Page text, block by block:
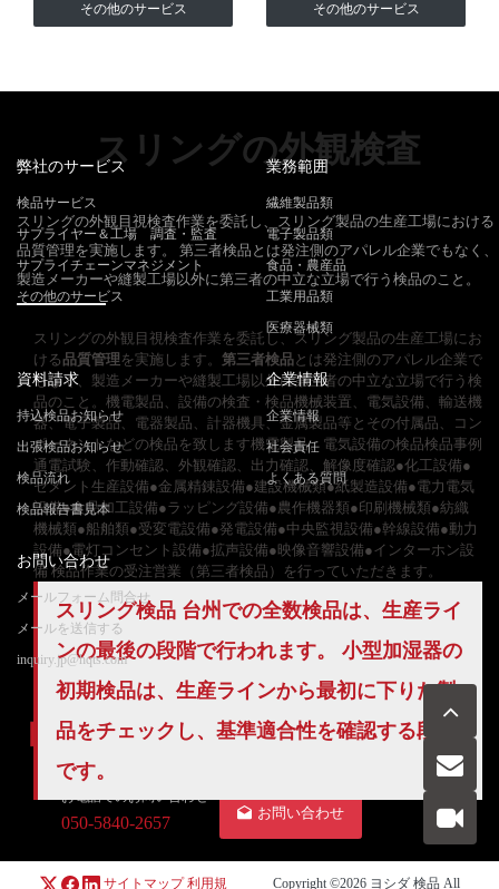
その他のサービス その他のサービス
スリングの外観検査
スリングの外観目視検査作業を委託し、スリング製品の生産工場における
品質管理を実施します。 第三者検品とは発注側のアパレル企業でもなく、
製造メーカーや縫製工場以外に第三者の中立な立場で行う検品のこと。
スリングの外観目視検査作業を委託し、スリング製品の生産工場にお
ける品質管理 を実施します。 第三者検品とは発注側のアパレル企業で
もなく、製造メーカーや縫製工場以外に第三者の中立な立場で行う検
品のこと。機電製品、設備の検査・検品機械装置、電気設備、輸送機
器、電子製品、電器製品、計器機具、金属製品等とその付属品、コン
ポーネントなどの検品を致します機電製品、電気設備の検品検品事例
通電試験、作動確認、外観確認、出力確認、解像度確認●化工設備●
セメント生産設備●金属精錬設備●建設機械類●紙製造設備●電力電気
設備●食品加工設備●ラッピング設備●農作機器類●印刷機械類●紡織
機械類●船舶類●受変電設備●発電設備●中央監視設備●幹線設備●動力
設備●電灯コンセント設備●拡声設備●映像音響設備●インターホン設
備 検品作業の受注営業（第三者検品）を行っていただきます。
スリング検品 台州での全数検品は、生産ライ
ンの最後の段階で行われます。 小型加湿器の
初期検品は、生産ラインから最初に下りた製
品をチェックし、基準適合性を確認する段階
です。
弊社のサービス
検品サービス
サプライヤー＆工場 調査・監査
サプライチェーンマネジメント
その他のサービス
業務範囲
繊維製品類
電子製品類
食品・農産品
工業用品類
医療器械類
資料請求
持込検品お知らせ
出張検品お知らせ
検品流れ
検品報告書見本
企業情報
企業情報
社会責任
よくある質問
お問い合わせ
メールフォーム問合せ
メールを送信する
inquiry.jp@hqts.com
050-5840-2657
お問い合わせ
サイトマップ 利用規 Copyright ©2026 ヨシダ 検品 All